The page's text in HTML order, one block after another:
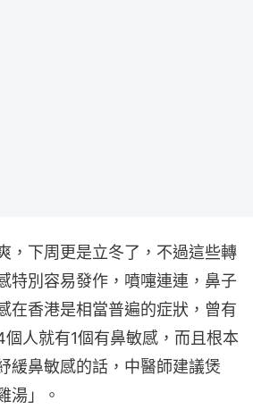
，下周更是立冬了，不過這些轉
特別容易發作，噴嚏連連，鼻子
在香港是相當普遍的症狀，曾有
人就有1個有鼻敏感，而且根本
緩鼻敏感的話，中醫師建議煲
湯」。